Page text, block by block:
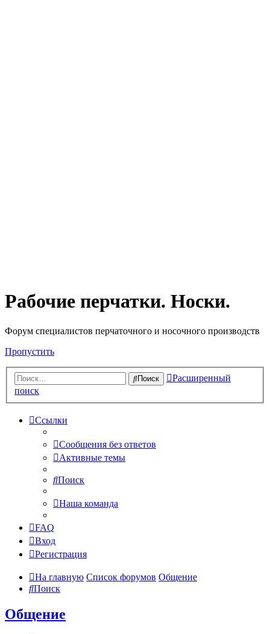
Рабочие перчатки. Носки.
Форум специалистов перчаточного и носочного производств
Пропустить
Поиск
Расширенный
поиск
Ссылки
Сообщения без ответов
Активные темы
Поиск
Наша команда
FAQ
Вход
Регистрация
На главную Список форумов Общение
Поиск
Общение